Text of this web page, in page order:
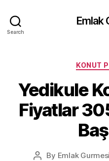
Search
Emlak
KONUT
Yedikule
Fiyatlar
Post
By Emlak Gurmesi